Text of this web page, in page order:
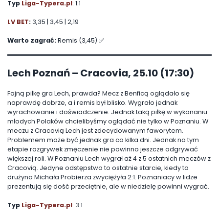
Typ Liga-Typera.pl: 1:1
LV BET: 3,35 | 3,45 | 2,19
Warto zagrać:Remis (3,45) ✅
Lech Poznań – Cracovia, 25.10 (17:30)
Fajną piłkę gra Lech, prawda? Mecz z Benficą oglądało się
naprawdę dobrze, a i remis był blisko. Wygrało jednak
wyrachowanie i doświadczenie. Jednak taką piłkę w wykonaniu
młodych Polaków chcielibyśmy oglądać nie tylko w Poznaniu. W
meczu z Cracovią Lech jest zdecydowanym faworytem.
Problemem może być jednak gra co kilka dni. Jednak na tym
etapie rozgrywek zmęczenie nie powinno jeszcze odgrywać
większej roli. W Poznaniu Lech wygrał aż 4 z 5 ostatnich meczów z
Cracovią. Jedyne odstępstwo to ostatnie starcie, kiedy to
drużyna Michała Probierza zwyciężyła 2:1. Poznaniacy w lidze
prezentują się dość przeciętnie, ale w niedzielę powinni wygrać.
Typ Liga-Typera.pl: 3:1